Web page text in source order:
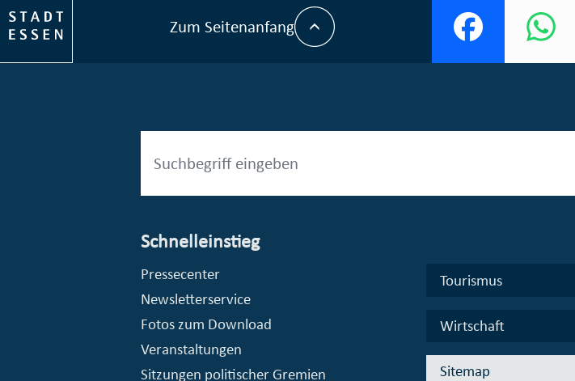
Zum Seitenanfang
Schnelleinstieg
Pressecenter
Newsletterservice
Fotos zum Download
Veranstaltungen
Sitzungen politischer Gremien
Tourismus
Wirtschaft
Sitemap
© Stadt Essen, Presse- und Kommunikationsamt